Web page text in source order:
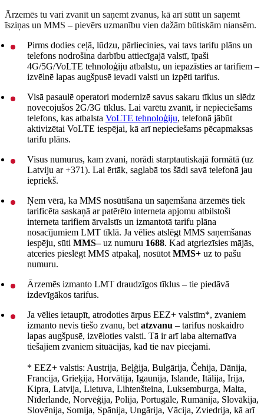
Ārzemēs tu vari zvanīt un saņemt zvanus, kā arī sūtīt un saņemt
īsziņas un MMS – pievērs uzmanību vien dažām būtiskām niansēm.
Pirms dodies ceļā, lūdzu, pārliecinies, vai tavs tarifu plāns un
telefons nodrošina darbību attiecīgajā valstī, īpaši
4G/5G/VoLTE tehnoloģiju atbalstu, un iepazīsties ar tarifiem –
izvēlnē lapas augšpusē ievadi valsti un izpēti tarifus.
Visā pasaulē operatori modernizē savus sakaru tīklus un slēdz
novecojušos 2G/3G tīklus. Lai varētu zvanīt, ir nepieciešams
telefons, kas atbalsta VoLTE tehnoloģiju, telefonā jābūt
aktivizētai VoLTE iespējai, kā arī nepieciešams pēcapmaksas
tarifu plāns.
Visus numurus, kam zvani, norādi starptautiskajā formātā (uz
Latviju ar +371). Lai ērtāk, saglabā tos šādi savā telefonā jau
iepriekš.
Ņem vērā, ka MMS nosūtīšana un saņemšana ārzemēs tiek
tarificēta saskaņā ar patērēto interneta apjomu atbilstoši
interneta tarifiem ārvalstīs un izmantotā tarifu plāna
nosacījumiem LMT tīklā. Ja vēlies atslēgt MMS saņemšanas
iespēju, sūti MMS–uz numuru 1688. Kad atgriezīsies mājās,
atceries pieslēgt MMS atpakaļ, nosūtot MMS+ uz to pašu
numuru.
Ārzemēs izmanto LMT draudzīgos tīklus – tie piedāvā
izdevīgākos tarifus.
Ja vēlies ietaupīt, atrodoties ārpus EEZ+ valstīm*, zvaniem
izmanto nevis tiešo zvanu, bet atzvanu – tarifus noskaidro
lapas augšpusē, izvēloties valsti. Tā ir arī laba alternatīva
tiešajiem zvaniem situācijās, kad tie nav pieejami.
* EEZ+ valstis: Austrija, Beļģija, Bulgārija, Čehija, Dānija,
Francija, Grieķija, Horvātija, Igaunija, Islande, Itālija, Īrija,
Kipra, Latvija, Lietuva, Lihtenšteina, Luksemburga, Malta,
Nīderlande, Norvēģija, Polija, Portugāle, Rumānija, Slovākija,
Slovēnija, Somija, Spānija, Ungārija, Vācija, Zviedrija, kā arī